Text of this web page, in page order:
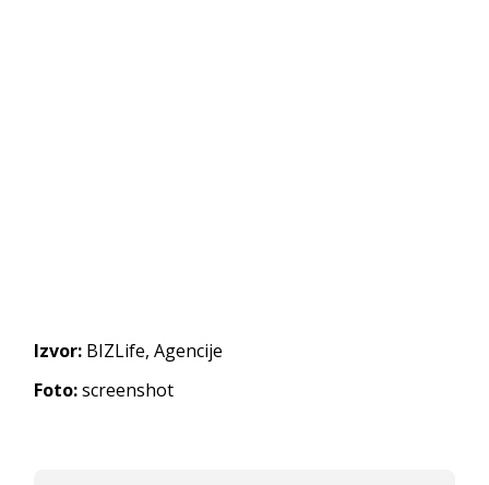
Izvor: BIZLife, Agencije
Foto:screenshot